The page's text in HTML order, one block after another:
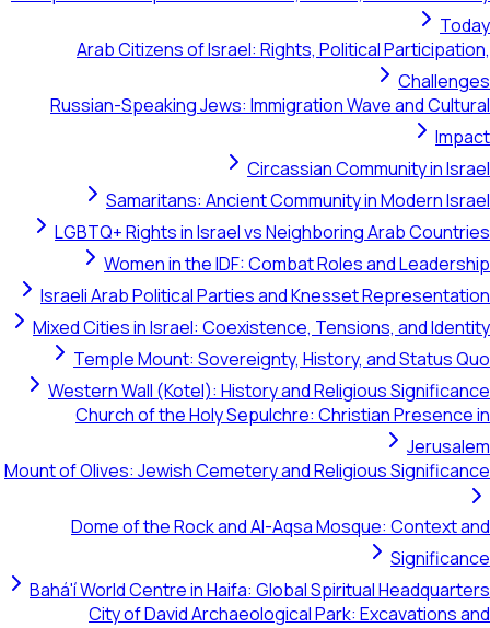
Today
Arab Citizens of Israel: Rights, Political Participation,
Challenges
Russian-Speaking Jews: Immigration Wave and Cultural
Impact
Circassian Community in Israel
Samaritans: Ancient Community in Modern Israel
LGBTQ+ Rights in Israel vs Neighboring Arab Countries
Women in the IDF: Combat Roles and Leadership
Israeli Arab Political Parties and Knesset Representation
Mixed Cities in Israel: Coexistence, Tensions, and Identity
Temple Mount: Sovereignty, History, and Status Quo
Western Wall (Kotel): History and Religious Significance
Church of the Holy Sepulchre: Christian Presence in
Jerusalem
Mount of Olives: Jewish Cemetery and Religious Significance
Dome of the Rock and Al-Aqsa Mosque: Context and
Significance
Bahá'í World Centre in Haifa: Global Spiritual Headquarters
City of David Archaeological Park: Excavations and